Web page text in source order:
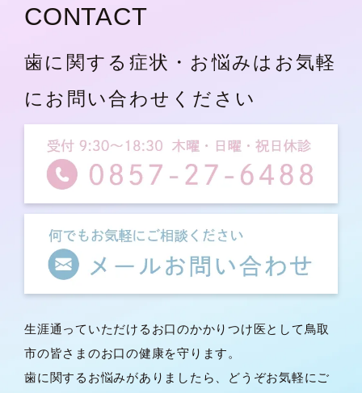
CONTACT
歯に関する症状・お悩みはお気軽
にお問い合わせください
生涯通っていただけるお口のかかりつけ医として鳥取
市の皆さまのお口の健康を守ります。
歯に関するお悩みがありましたら、どうぞお気軽にご